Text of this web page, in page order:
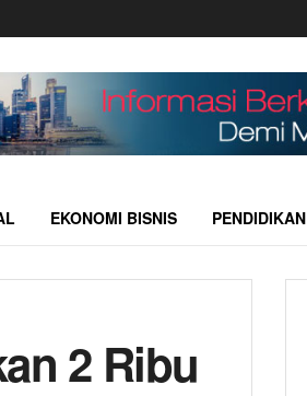
EKONOMI BISNIS PENDIDIKAN
2 Ribu